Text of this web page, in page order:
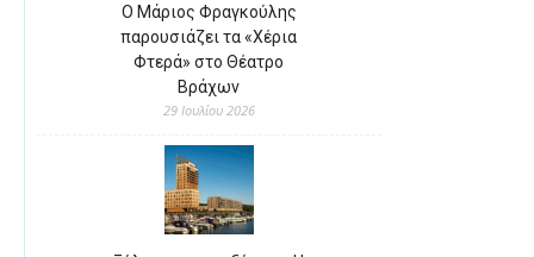
Ο Μάριος Φραγκούλης
παρουσιάζει τα «Χέρια
Φτερά» στο Θέατρο
Βράχων
29 Ιουλίου 2026